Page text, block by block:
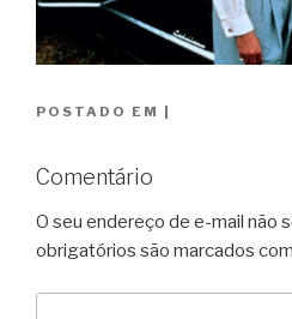
POSTADO EM
Comentário
O seu endereço de e-mail não
obrigatórios são marcados com